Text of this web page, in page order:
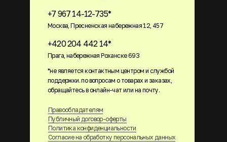
+7 967 14-12-735*
Москва, Пресненская набережная 12, 457
+420 204 442 14*
Прага, набережная Роханске 693
Правообладателям
Публичный договор-оферты
Политика конфиденциальности
Согласие на обработку персональных данных
*не является контактным центром и службой
поддержки. по вопросам о товарах и заказах,
обращайтесь в онлайн-чат или на почту.